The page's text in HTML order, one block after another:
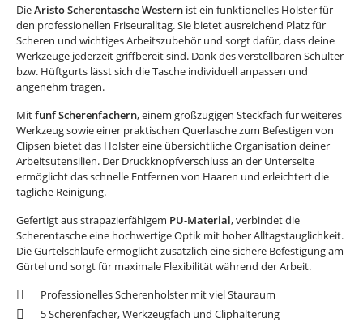
DieAristo Scherentasche Western ist ein funktionelles Holster für
den professionellen Friseuralltag. Sie bietet ausreichend Platz für
Scheren und wichtiges Arbeitszubehör und sorgt dafür, dass deine
Werkzeuge jederzeit griffbereit sind. Dank des verstellbaren Schulter-
bzw. Hüftgurts lässt sich die Tasche individuell anpassen und
angenehm tragen.
Mitfünf Scherenfächern, einem großzügigen Steckfach für weiteres
Werkzeug sowie einer praktischen Querlasche zum Befestigen von
Clipsen bietet das Holster eine übersichtliche Organisation deiner
Arbeitsutensilien. Der Druckknopfverschluss an der Unterseite
ermöglicht das schnelle Entfernen von Haaren und erleichtert die
tägliche Reinigung.
Gefertigt aus strapazierfähigem PU-Material, verbindet die
Scherentasche eine hochwertige Optik mit hoher Alltagstauglichkeit.
Die Gürtelschlaufe ermöglicht zusätzlich eine sichere Befestigung am
Gürtel und sorgt für maximale Flexibilität während der Arbeit.
Professionelles Scherenholster mit viel Stauraum
5 Scherenfächer, Werkzeugfach und Cliphalterung